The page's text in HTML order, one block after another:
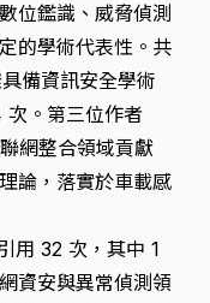
位鑑識、威脅偵測
的學術代表性。共
備資訊安全學術
。第三位作者
網整合領域貢獻
論，落實於車載感
用 32 次，其中 1
資安與異常偵測領